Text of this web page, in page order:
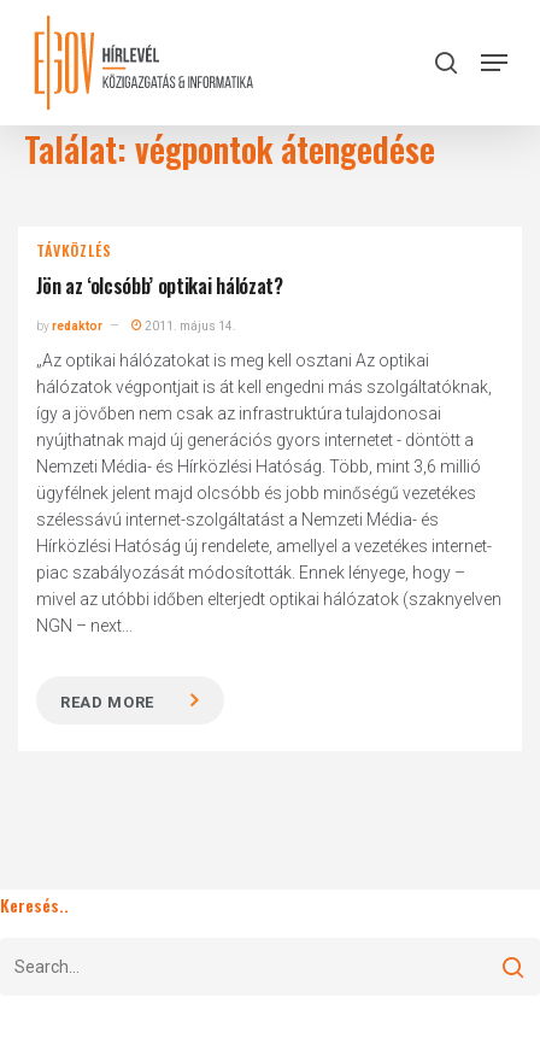
content
search
Menu
Találat: végpontok átengedése
TÁVKÖZLÉS
Jön az ‘olcsóbb’ optikai hálózat?
byredaktor 2011. május 14.
„Az optikai hálózatokat is meg kell osztani Az optikai
hálózatok végpontjait is át kell engedni más szolgáltatóknak,
így a jövőben nem csak az infrastruktúra tulajdonosai
nyújthatnak majd új generációs gyors internetet - döntött a
Nemzeti Média- és Hírközlési Hatóság. Több, mint 3,6 millió
ügyfélnek jelent majd olcsóbb és jobb minőségű vezetékes
szélessávú internet-szolgáltatást a Nemzeti Média- és
Hírközlési Hatóság új rendelete, amellyel a vezetékes internet-
piac szabályozását módosították. Ennek lényege, hogy –
mivel az utóbbi időben elterjedt optikai hálózatok (szaknyelven
NGN – next...
READ MORE
Keresés..
Close